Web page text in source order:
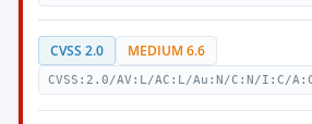
CVSS 2.0 MEDIUM 6.6
CVSS:2.0/AV:L/AC:L/Au:N/C:N/I:C/